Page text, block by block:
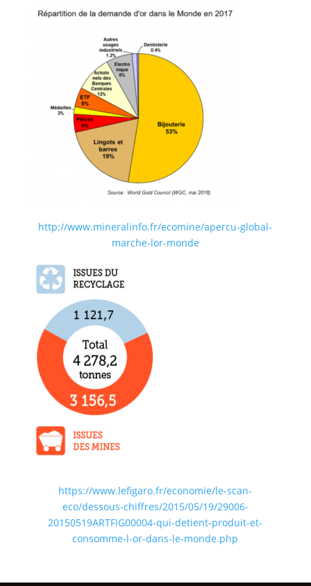
http://www.mineralinfo.fr/ecomine/apercu-global-
marche-lor-monde
https://www.lefigaro.fr/economie/le-scan-
eco/dessous-chiffres/2015/05/19/29006-
20150519ARTFIG00004-qui-detient-produit-et-
consomme-l-or-dans-le-monde.php